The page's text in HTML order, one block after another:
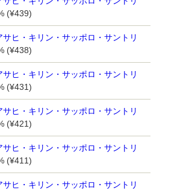
(¥439)
ヒ・キリン・サッポロ・サントリ
(¥438)
ヒ・キリン・サッポロ・サントリ
(¥431)
ヒ・キリン・サッポロ・サントリ
(¥421)
ヒ・キリン・サッポロ・サントリ
(¥411)
ヒ・キリン・サッポロ・サントリ